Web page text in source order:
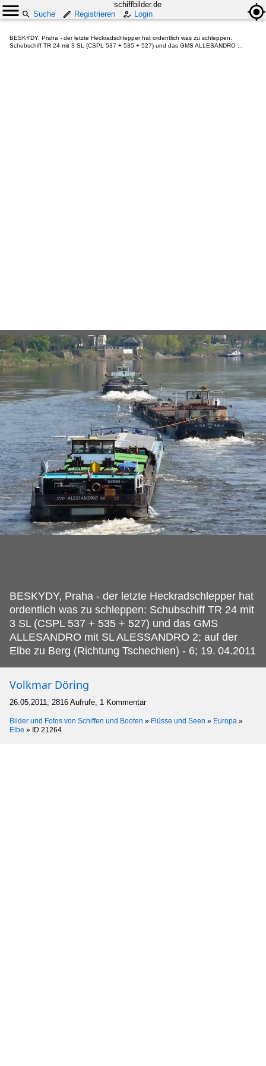
schiffbilder.de
Suche
Registrieren Login
BESKYDY, Praha - der letzte Heckradschlepper hat ordentlich was zu schleppen:
Schubschiff TR 24 mit 3 SL (CSPL 537 + 535 + 527) und das GMS ALLESANDRO ...
BESKYDY, Praha - der letzte Heckradschlepper hat
ordentlich was zu schleppen: Schubschiff TR 24 mit
3 SL (CSPL 537 + 535 + 527) und das GMS
ALLESANDRO mit SL ALESSANDRO 2; auf der
Elbe zu Berg (Richtung Tschechien) - 6; 19. 04.2011
Volkmar Döring
26.05.2011, 2816 Aufrufe, 1 Kommentar
Bilder und Fotos von Schiffen und Booten » Flüsse und Seen » Europa »
Elbe » ID 21264